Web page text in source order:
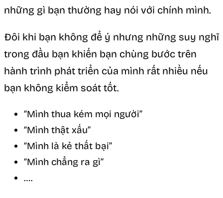
những gì bạn thường hay nói với chính mình.
Đôi khi bạn không để ý nhưng những suy nghĩ
trong đầu bạn khiến bạn chùng bước trên
hành trình phát triển của mình rất nhiều nếu
bạn không kiểm soát tốt.
“Mình thua kém mọi người”
“Mình thật xấu”
“Mình là kẻ thất bại”
“Mình chẳng ra gì”
….